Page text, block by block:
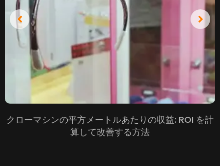
クローマシンの平方メートルあたりの収益: ROI を計
算して改善する方法